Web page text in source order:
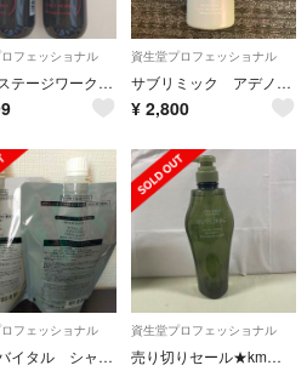
フェッショナル
資生堂ステージワークスパウダーシェイク150ml 2コ
資生堂プロフェッショナル
サブリミック アデノバイタル ヘアトリートメント 500g
¥ 2,800
フェッショナル
アデノバイタル シャンプー＆トリートメント 450ml 詰め替え
資生堂プロフェッショナル
売り切りセール★km様 サブリミック フェンテフォルテ シャンプー DD